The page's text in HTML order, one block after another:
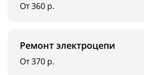
От 360 р.
Ремонт электроцепи
От 370 р.